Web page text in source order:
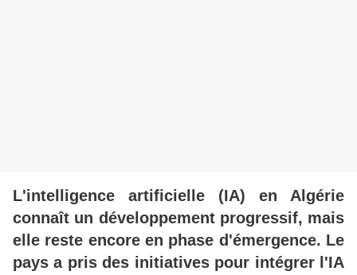
L'intelligence artificielle (IA) en Algérie
connaît un développement progressif, mais
elle reste encore en phase d'émergence. Le
pays a pris des initiatives pour intégrer l'IA